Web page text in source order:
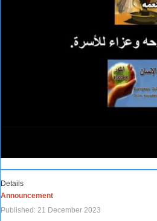
Details
Announcement
Published: 21 December 2023